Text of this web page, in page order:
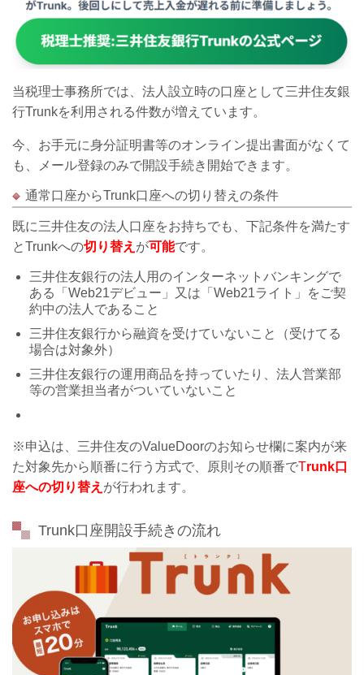
当税理士事務所では、法人設立時の口座として三井住友銀
行Trunkを利用される件数が増えています。
今、お手元に身分証明書等のオンライン提出書面がなくて
も、メール登録のみで開設手続き開始できます。
通常口座からTrunk口座への切り替えの条件
既に三井住友の法人口座をお持ちでも、下記条件を満たす
とTrunkへの切り替え が可能です。
三井住友銀行の法人用のインターネットバンキングで
ある「Web21デビュー」又は 「Web21ライト」
をご契
約中の法人であること
三井住友銀行から融資を受けていないこと（受けてる
場合は対象外）
三井住友銀行の運用商品を持っていたり、法人営業部
等の営業担当者がついていないこと
※申込は、三井住友のValueDoorのお知らせ欄に案内が来
た対象先から順番に行う方式で、原則その順番でTrunk口
座への切り替え が行われます。
Trunk口座開設手続きの流れ